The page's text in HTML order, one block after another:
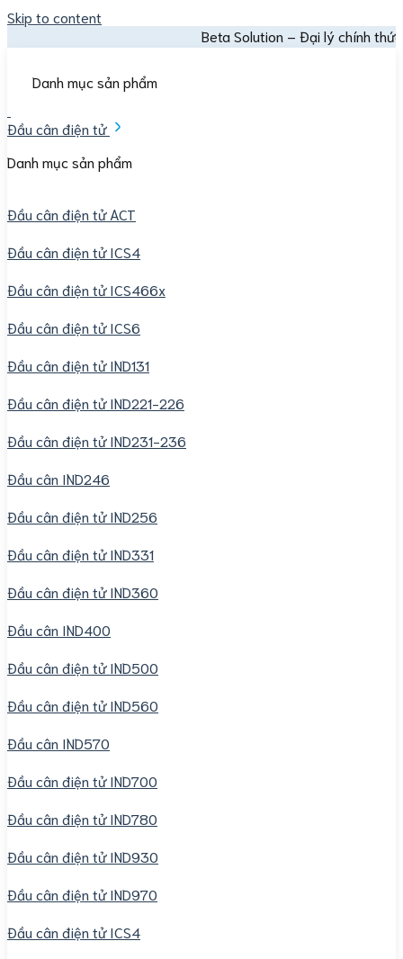
Skip to content
Beta Solution – Đại lý chính thức Mettler
Danh mục sản phẩm
Đầu cân điện tử
Danh mục sản phẩm
Đầu cân điện tử ACT
Đầu cân điện tử ICS4
Đầu cân điện tử ICS466x
Đầu cân điện tử ICS6
Đầu cân điện tử IND131
Đầu cân điện tử IND221-226
Đầu cân điện tử IND231-236
Đầu cân IND246
Đầu cân điện tử IND256
Đầu cân điện tử IND331
Đầu cân điện tử IND360
Đầu cân IND400
Đầu cân điện tử IND500
Đầu cân điện tử IND560
Đầu cân IND570
Đầu cân điện tử IND700
Đầu cân điện tử IND780
Đầu cân điện tử IND930
Đầu cân điện tử IND970
Đầu cân điện tử ICS4